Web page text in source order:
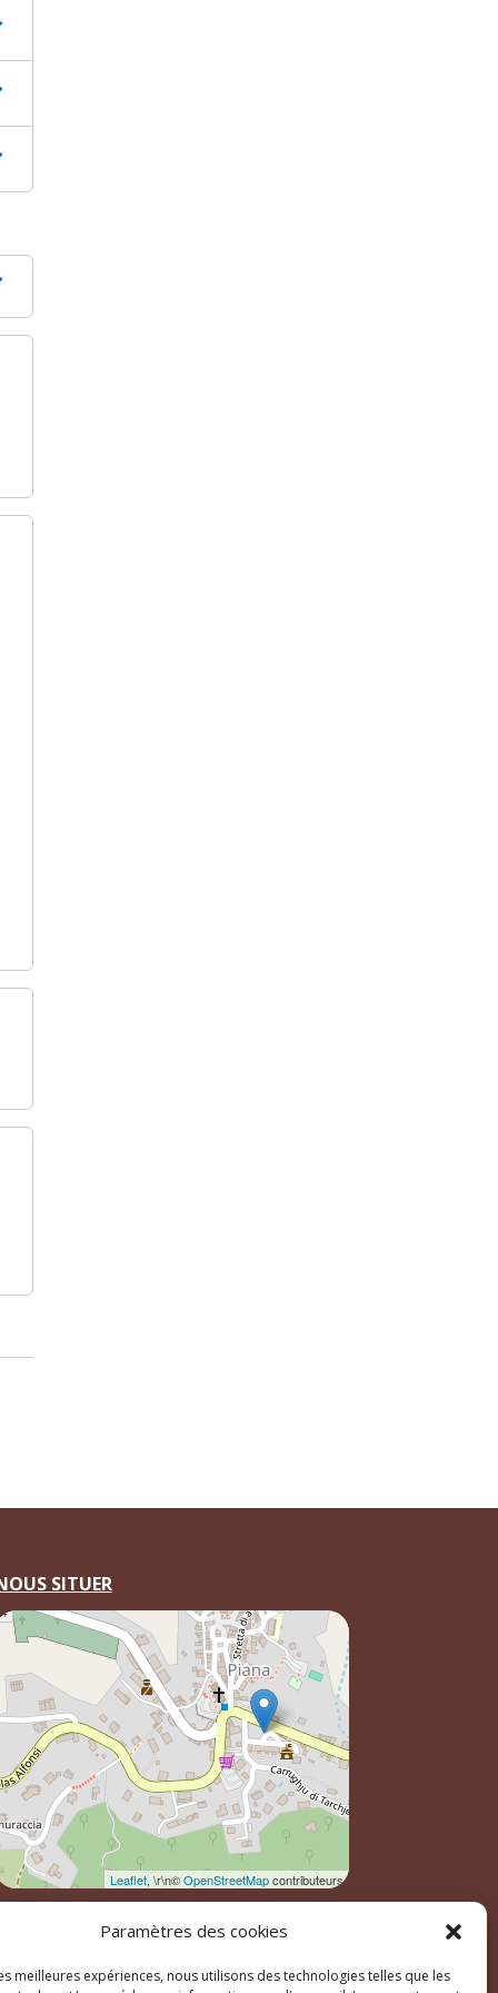
Paramètres des cookies
meilleures expériences, nous utilisons des technologies telles que les
SITUER
Leaflet, \r\n©OpenStreetMapcontributeurs